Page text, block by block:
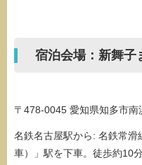
宿泊会場：新舞子
〒478-0045 愛知県知多市南
名鉄名古屋駅から: 名鉄常
車）」駅を下車。徒歩約10分